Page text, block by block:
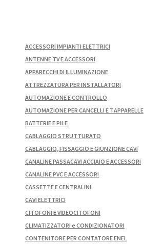
ACCESSORI IMPIANTI ELETTRICI
ANTENNE TV E ACCESSORI
APPARECCHI DI ILLUMINAZIONE
ATTREZZATURA PER INSTALLATORI
AUTOMAZIONE E CONTROLLO
AUTOMAZIONE PER CANCELLI E TAPPARELLE
BATTERIE E PILE
CABLAGGIO STRUTTURATO
CABLAGGIO, FISSAGGIO E GIUNZIONE CAVI
CANALINE PASSACAVI ACCIAIO E ACCESSORI
CANALINE PVC E ACCESSORI
CASSETTE E CENTRALINI
CAVI ELETTRICI
CITOFONI E VIDEOCITOFONI
CLIMATIZZATORI e CONDIZIONATORI
CONTENITORE PER CONTATORE ENEL